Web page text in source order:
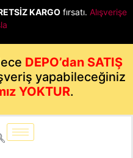
KARGO fırsatı. Alışverişe
DEPO’dan SATIŞ
yapabileceğiniz
YOKTUR.